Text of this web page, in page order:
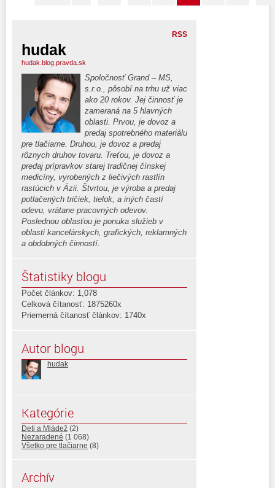
RSS
hudak
hudak.blog.pravda.sk
Spoločnosť Grand – MS,
s.r.o., pôsobí na trhu už viac
ako 20 rokov. Jej činnosť je
zameraná na 5 hlavných
oblasti. Prvou, je dovoz a
predaj spotrebného materiálu
pre tlačiarne. Druhou, je dovoz a predaj
rôznych druhov tovaru. Treťou, je dovoz a
predaj prípravkov starej tradičnej čínskej
medicíny, vyrobených z liečivých rastlín
rastúcich v Ázii. Štvrtou, je výroba a predaj
potlačených tričiek, tielok, a iných častí
odevu, vrátane pracovných odevov.
Poslednou oblasťou je ponuka služieb v
oblasti kancelárskych, grafických, reklamných
a obdobných činností.
Štatistiky blogu
Počet článkov: 1,078
Celková čítanosť: 1875260x
Priemerná čítanosť článkov: 1740x
Autor blogu
hudak
Kategórie
Deti a Mládež (2)
Nezaradené (1 068)
Všetko pre tlačiarne (8)
Archív